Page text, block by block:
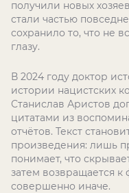
получили новых
стали частью
сохранило то, что не
глазу.
В 2024 году доктор
истории нацистских
Станислав Аристов
цитатами из
отчётов. Текст
произведения: лишь
понимает, что
затем возвращается
совершенно иначе.